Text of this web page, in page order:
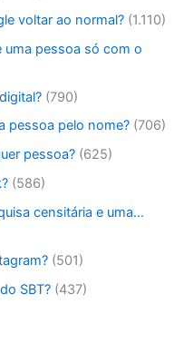
voltar ao normal? (1.110)
pessoa só com o
(790)
pessoa pelo nome? (706)
pessoa? (625)
(586)
censitária e uma…
(501)
SBT? (437)